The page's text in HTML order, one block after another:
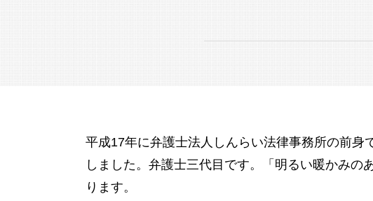
相続税 修正申告
公正証書遺言 がある場合 遺産分割協議
限定承認 手続き
遺言書 認知症
公正証書遺言 もめる
遺産 使い込み
後見人 財産管理
成年後見人 費用
任意 後見人 できること
成年後見制度
成年後見人とは わかりやすく
平成17年に弁護士法人しんらい法律事務所の前身
しました。弁護士三代目です。「明るい暖かみの
ります。